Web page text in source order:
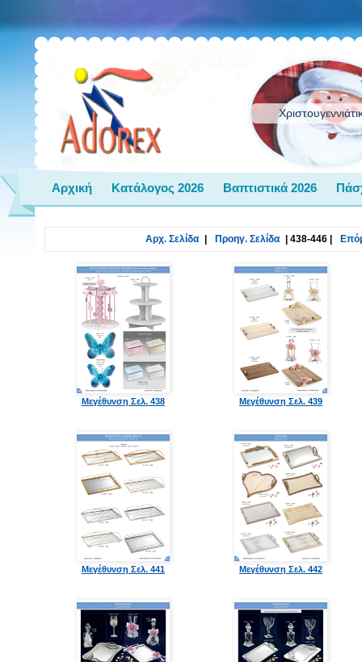
Αρχική Κατάλογος 2026 Βαπτιστικά 2026
Αρχ. Σελίδα Προηγ. Σελίδα 438-446
Μεγέθυνση Σελ. 438 Μεγέθυνση Σελ. 439
Μεγέθυνση Σελ. 441 Μεγέθυνση Σελ. 442